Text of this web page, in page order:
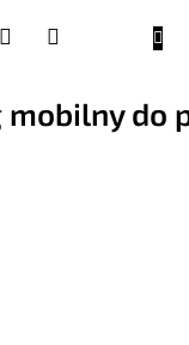
do